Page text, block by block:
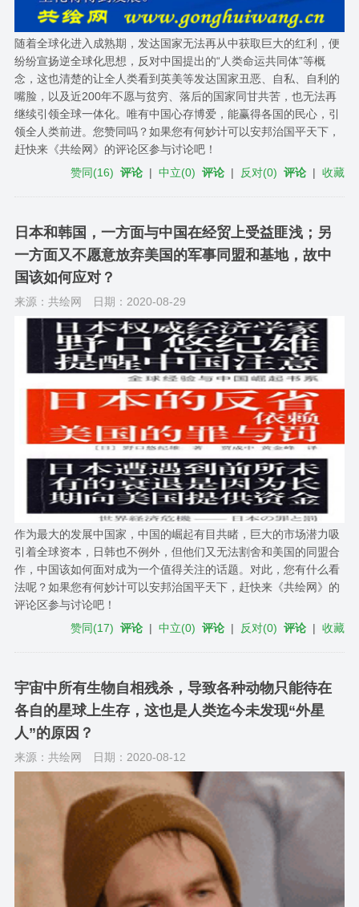
随着全球化进入成熟期，发达国家无法再从中获取巨大的红利，便
纷纷宣扬逆全球化思想，反对中国提出的“人类命运共同体”等概
念，这也清楚的让全人类看到英美等发达国家丑恶、自私、自利的
嘴脸，以及近200年不愿与贫穷、落后的国家同甘共苦，也无法再
继续引领全球一体化。唯有中国心存博爱，能赢得各国的民心，引
领全人类前进。您赞同吗？如果您有何妙计可以安邦治国平天下，
赶快来《共绘网》的评论区参与讨论吧！
赞同(16) 评论 |中立(0) 评论 | 反对(0) 评论 |收藏
日本和韩国，一方面与中国在经贸上受益匪浅；另
一方面又不愿意放弃美国的军事同盟和基地，故中
国该如何应对？
来源：共绘网 日期：2020-08-29
作为最大的发展中国家，中国的崛起有目共睹，巨大的市场潜力吸
引着全球资本，日韩也不例外，但他们又无法割舍和美国的同盟合
作，中国该如何面对成为一个值得关注的话题。对此，您有什么看
法呢？如果您有何妙计可以安邦治国平天下，赶快来《共绘网》的
评论区参与讨论吧！
赞同(17) 评论 |中立(0) 评论 | 反对(0) 评论 |收藏
宇宙中所有生物自相残杀，导致各种动物只能待在
各自的星球上生存，这也是人类迄今未发现“外星
人”的原因？
来源：共绘网 日期：2020-08-12